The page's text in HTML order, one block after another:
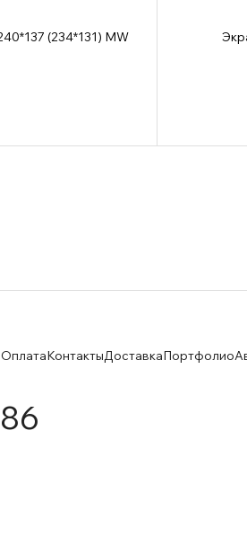
(234*131) MW
ОплатаКонтактыДоставкаПортфолио